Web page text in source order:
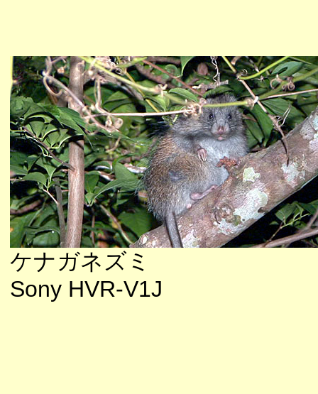
ケナガネズミ
Sony HVR-V1J